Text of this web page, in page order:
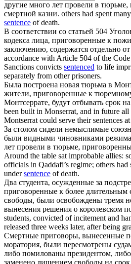
другие много лет провели в тюрьме,
смертной казни. others had spent
sentence of death.
В соответствии со статьей 504
кодекса лица, приговоренные к
заключению, содержатся отдельно
accordance with Article 504 of the
Sanctions convicts sentenced to life
separately from other prisoners.
Была построена новая тюрьма в
жители, приговоренные к
Монтсеррате, будут отбывать срок
been built in Monserrat, and in future all
Montserrat could serve their sentences
За столом сидели немыслимые
были видными чиновниками
лет провели в тюрьме,
Around the table sat improbable allies:
officials in Qaddafi’s regime; others
undersentence of death.
Два студента, осужденные за
приговоренные к более
свободы, были освобождены тремя
вынесения решения о королевском
students, convicted of incitement and
released three weeks later, after being
Смертные приговоры, вынесенные
моратория, были пересмотрены
либо помилованы президентом,